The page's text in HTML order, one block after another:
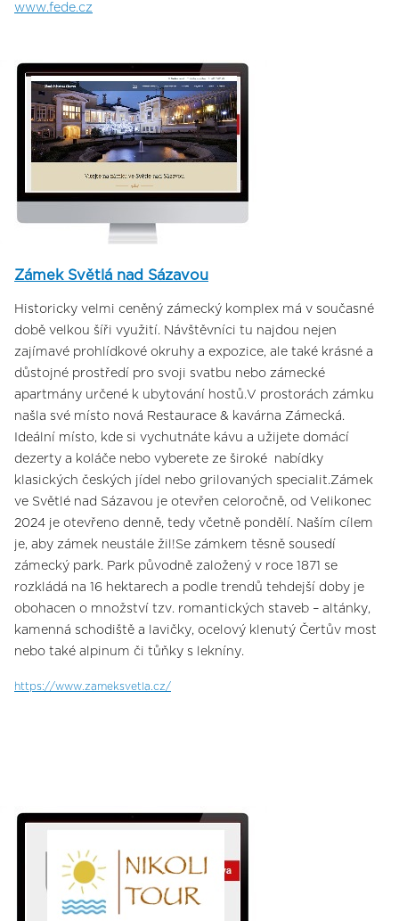
www.fede.cz
Zámek Světlá nad Sázavou
Historicky velmi ceněný zámecký komplex má v současné
době velkou šíři využití. Návštěvníci tu najdou nejen
zajímavé prohlídkové okruhy a expozice, ale také krásné a
důstojné prostředí pro svoji svatbu nebo zámecké
apartmány určené k ubytování hostů.V prostorách zámku
našla své místo nová Restaurace & kavárna Zámecká.
Ideální místo, kde si vychutnáte kávu a užijete domácí
dezerty a koláče nebo vyberete ze široké nabídky
klasických českých jídel nebo grilovaných specialit.Zámek
ve Světlé nad Sázavou je otevřen celoročně, od Velikonec
2024 je otevřeno denně, tedy včetně pondělí. Naším cílem
je, aby zámek neustále žil!Se zámkem těsně sousedí
zámecký park. Park původně založený v roce 1871 se
rozkládá na 16 hektarech a podle trendů tehdejší doby je
obohacen o množství tzv. romantických staveb – altánky,
kamenná schodiště a lavičky, ocelový klenutý Čertův most
nebo také alpinum či tůňky s lekníny.
https://www.zameksvetla.cz/